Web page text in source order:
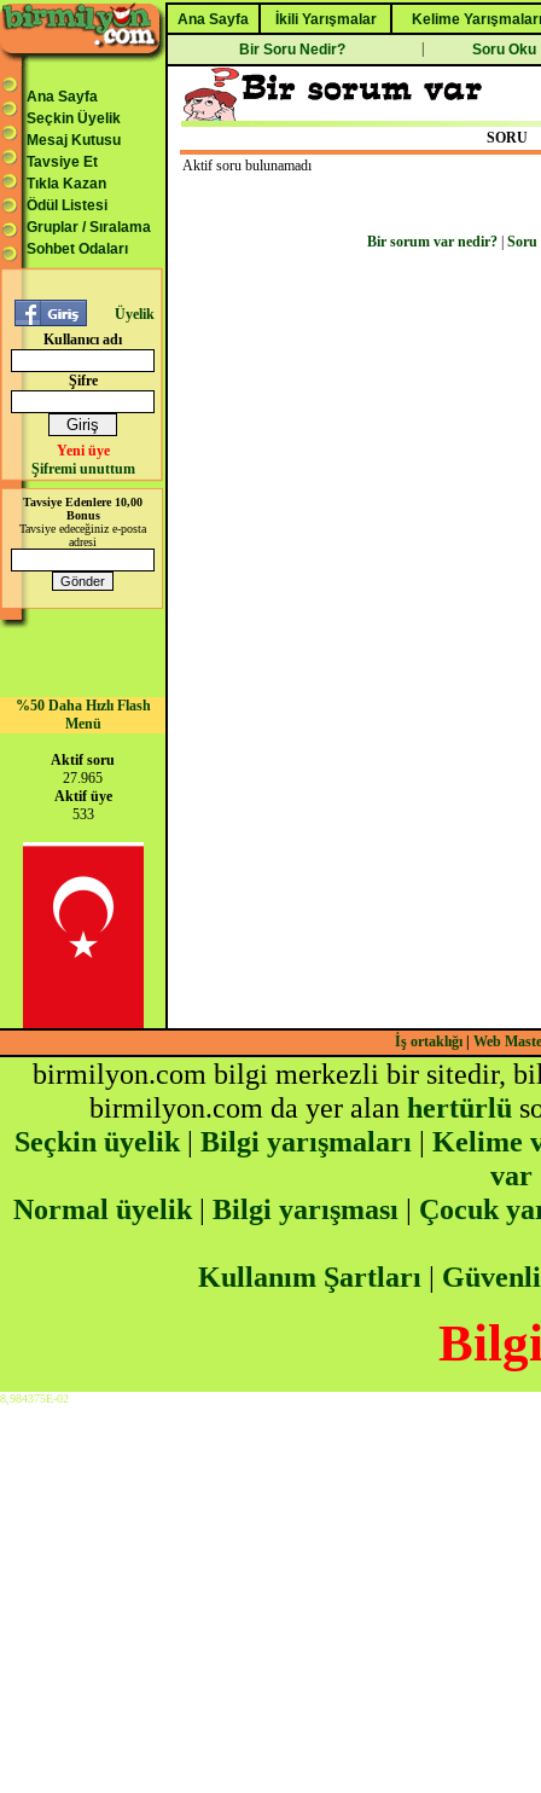
Ana Sayfa İkili Yarışmalar
Kelime Yarışmaları
Bir Soru Nedir?
Soru Oku
Ana Sayfa
Seçkin Üyelik
Mesaj Kutusu
Tavsiye Et
Tıkla Kazan
Ödül Listesi
Gruplar / Sıralama
Sohbet Odaları
Üyelik
Kullanıcı adı
Şifre
Yeni üye
Şifremi unuttum
Tavsiye Edenlere 10,00
Bonus
Tavsiye edeceğiniz e-posta
adresi
%50 Daha Hızlı Flash
Menü
Aktif soru
27.965
Aktif üye
533
SORU
Aktif soru bulunamadı
Bir sorum var nedir?| Soru
İş ortaklığı| Web
birmilyon.com bilgi merkezli bir sitedir,
birmilyon.com da yer alan hertürlü
Seçkin üyelik| Bilgi yarışmaları | Kelime
var
Normal üyelik | Bilgi yarışması | Çocuk
Kullanım Şartları |
Bilgi
8,984375E-02